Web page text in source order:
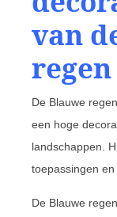
van
De Blauwe
een hoge
landschappen.
toepassingen
De Blauwe